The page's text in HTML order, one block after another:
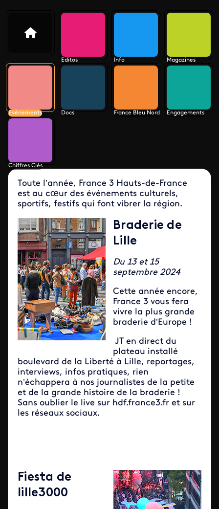
Editos Info Magazines
Evénements Docs France Bleu Nord Engagements
Chiffres Clés
Toute l’année, France 3 Hauts-de-France
est au cœur des événements culturels,
sportifs, festifs qui font vibrer la région.
Braderie de
Lille
Du 13 et 15
septembre 2024
Cette année encore,
France 3 vous fera
vivre la plus grande
braderie d’Europe !
JT en direct du
plateau installé
boulevard de la Liberté à Lille, reportages,
interviews, infos pratiques, rien
n’échappera à nos journalistes de la petite
et de la grande histoire de la braderie !
Sans oublier le live sur hdf.france3.fr et sur
les réseaux sociaux.
Fiesta de
lille3000